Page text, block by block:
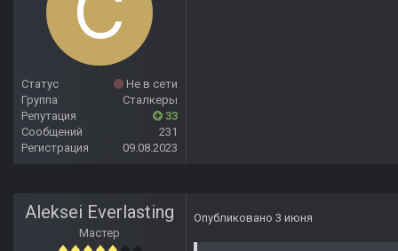
Статус
Не в сети
Группа
Сталкеры
Репутация
33
Сообщений
231
Регистрация
09.08.2023
Aleksei Everlasting
Мастер
Опубликовано 3 июня